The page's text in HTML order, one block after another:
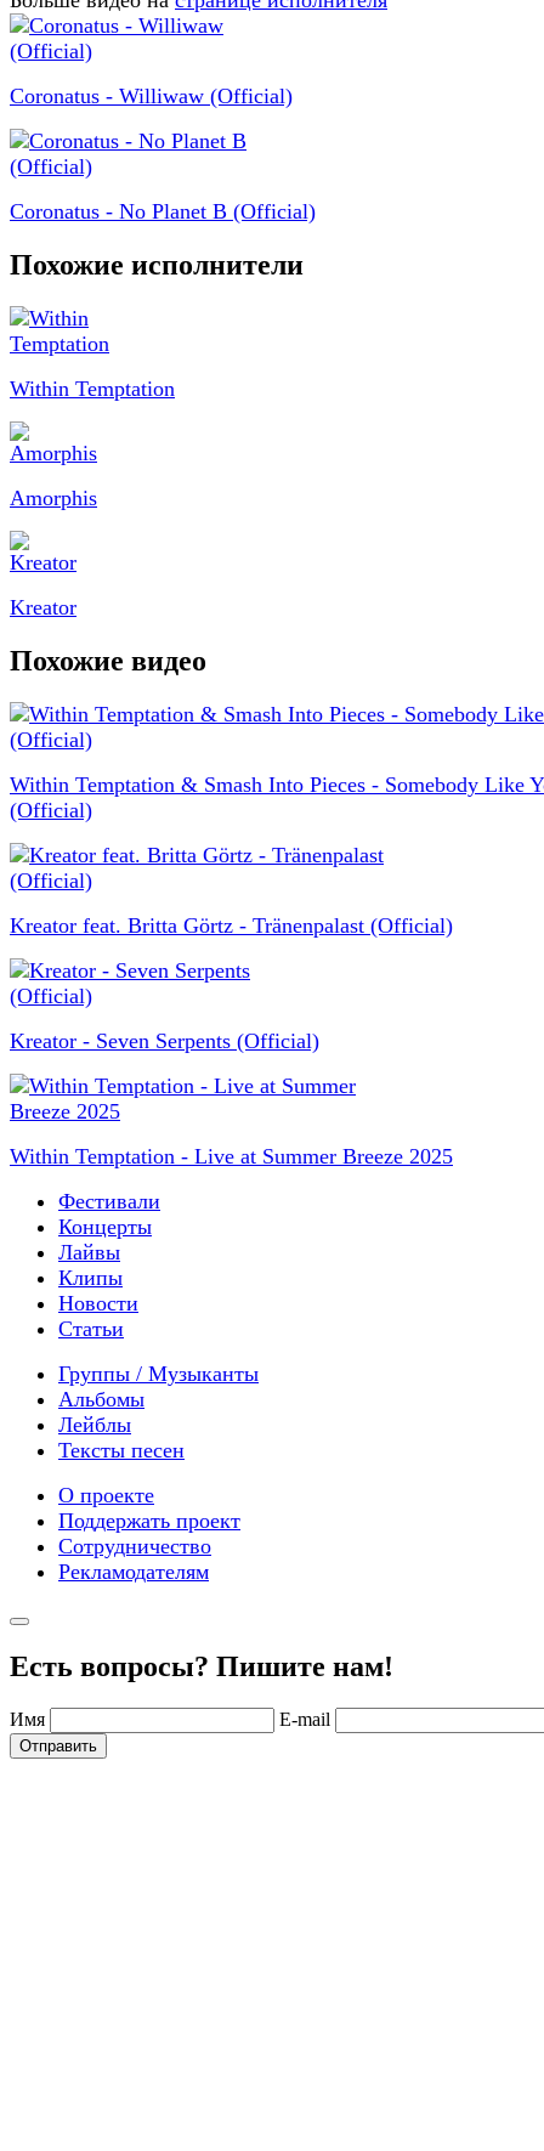
Coronatus - Williwaw (Official)
Coronatus - No Planet B (Official)
Похожие исполнители
Within Temptation
Amorphis
Kreator
Похожие видео
Within Temptation & Smash Into Pieces - Somebody Like
(Official)
Kreator feat. Britta Görtz - Tränenpalast (Official)
Kreator - Seven Serpents (Official)
Within Temptation - Live at Summer Breeze 2025
Фестивали
Концерты
Лайвы
Клипы
Новости
Статьи
Группы / Музыканты
Альбомы
Лейблы
Тексты песен
О проекте
Поддержать проект
Сотрудничество
Рекламодателям
Есть вопросы? Пишите нам!
Имя E-mail